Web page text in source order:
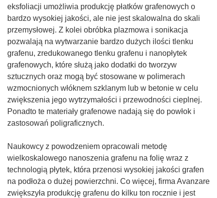
w
y
m
o
k
n
i
e
)
o
w
y
m
o
n
i
e
)
eksfoliacji umożliwia produkcję płatków grafenowych o
bardzo wysokiej jakości, ale nie jest skalowalna do skali
przemysłowej. Z kolei obróbka plazmowa i sonikacja
pozwalają na wytwarzanie bardzo dużych ilości tlenku
grafenu, zredukowanego tlenku grafenu i nanopłytek
grafenowych, które służą jako dodatki do tworzyw
sztucznych oraz mogą być stosowane w polimerach
wzmocnionych włóknem szklanym lub w betonie w celu
zwiększenia jego wytrzymałości i przewodności cieplnej.
Ponadto te materiały grafenowe nadają się do powłok i
zastosowań poligraficznych.
Naukowcy z powodzeniem opracowali metodę
wielkoskalowego nanoszenia grafenu na folię wraz z
technologią płytek, która przenosi wysokiej jakości grafen
na podłoża o dużej powierzchni. Co więcej, firma Avanzare
zwiększyła produkcję grafenu do kilku ton rocznie i jest